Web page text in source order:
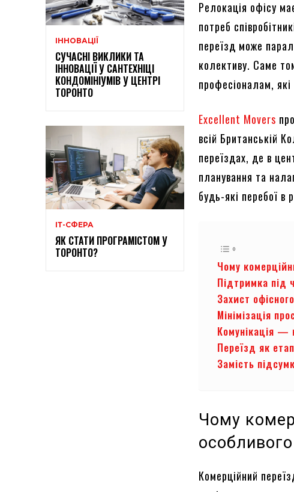
ІННОВАЦІЇ
СУЧАСНІ ВИКЛИКИ ТА
ІННОВАЦІЇ У САНТЕХНІЦІ
КОНДОМІНІУМІВ У ЦЕНТРІ
ТОРОНТО
ІТ-СФЕРА
ЯК СТАТИ ПРОГРАМІСТОМ У
ТОРОНТО?
Релокація офісу
потреб
переїзд може
колективу. Саме
професіоналам, які
Excellent Movers
всій Британській
переїздах, де в
планування та
будь-які перебої в
Чому
Підтримка під
Захист
Мінімізація
Комунікація —
Переїзд як
Замість
Чому
Комерційний